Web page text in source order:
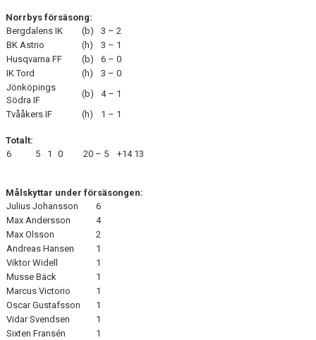
Norrbys försäsong:
Bergdalens IK
(b)
3 – 2
BK Astrio
(h)
3 – 1
Husqvarna FF
(b)
6 – 0
IK Tord
(h)
3 – 0
Jönköpings
Södra IF
(b)
4 – 1
Tvååkers IF
(h) 1 – 1
Totalt:
6
5 1 0 20 – 5 +14 13
Målskyttar under försäsongen:
Julius Johansson
6
Max Andersson
4
Max Olsson
2
Andreas Hansen
1
Viktor Widell
1
Musse Bäck
1
Marcus Victorio
1
Oscar Gustafsson
1
Vidar Svendsen
1
Sixten Fransén
1